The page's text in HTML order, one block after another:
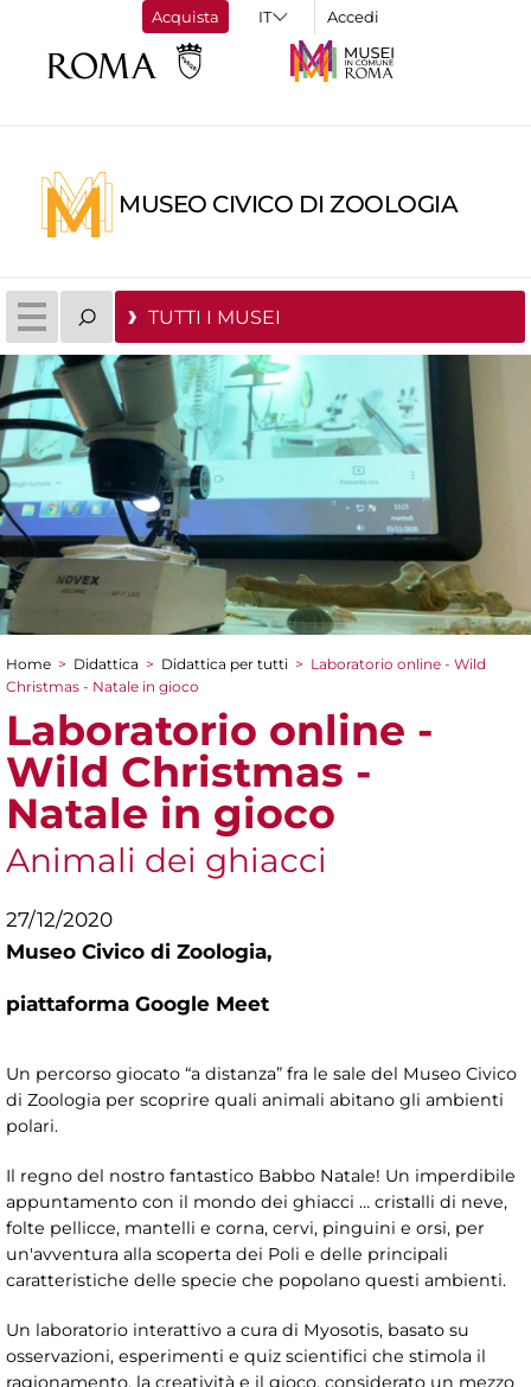
Acquista Accedi
MUSEO CIVICO DI ZOOLOGIA
TUTTI I MUSEI
Tu sei qui
Home > Didattica > Didattica per tutti > Laboratorio online - Wild
Christmas - Natale in gioco
Laboratorio online -
Wild Christmas -
Natale in gioco
Animali dei ghiacci
27/12/2020
Museo Civico di Zoologia,
piattaforma Google Meet
Un percorso giocato “a distanza” fra le sale del Museo Civico
di Zoologia per scoprire quali animali abitano gli ambienti
polari.
Il regno del nostro fantastico Babbo Natale! Un imperdibile
appuntamento con il mondo dei ghiacci … cristalli di neve,
folte pellicce, mantelli e corna, cervi, pinguini e orsi, per
un'avventura alla scoperta dei Poli e delle principali
caratteristiche delle specie che popolano questi ambienti.
Un laboratorio interattivo a cura di Myosotis, basato su
osservazioni, esperimenti e quiz scientifici che stimola il
ragionamento, la creatività e il gioco, considerato un mezzo